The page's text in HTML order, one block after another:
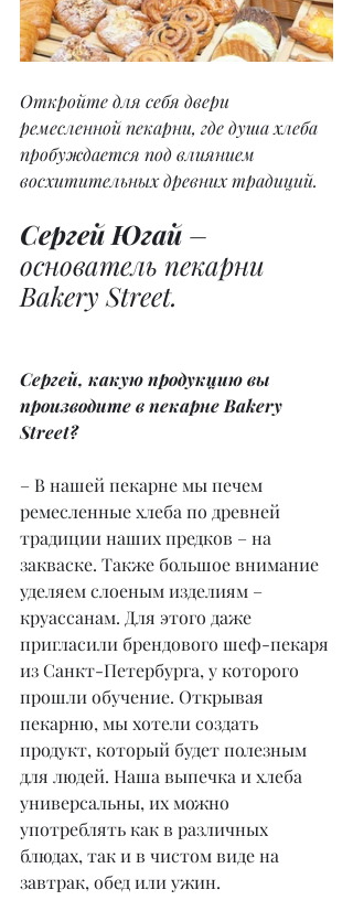
Откройте для себя двери
ремесленной пекарни, где душа хлеба
пробуждается под влиянием
восхитительных древних традиций.
Сергей Югай –
основатель пекарни
Bakery Street.
Сергей, какую продукцию вы
производите в пекарне Bakery
Street?
– В нашей пекарне мы печем
ремесленные хлеба по древней
традиции наших предков – на
закваске. Также большое внимание
уделяем слоеным изделиям –
круассанам. Для этого даже
пригласили брендового шеф-пекаря
из Санкт-Петербурга, у которого
прошли обучение. Открывая
пекарню, мы хотели создать
продукт, который будет полезным
для людей. Наша выпечка и хлеба
универсальны, их можно
употреблять как в различных
блюдах, так и в чистом виде на
завтрак, обед или ужин.